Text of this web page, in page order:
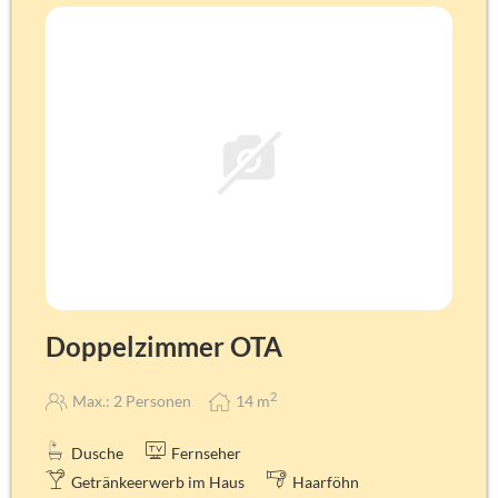
Anfrage)
Doppelzimmer OTA
Max.: 2 Personen 14 m2
Dusche
Fernseher
Getränkeerwerb im Haus
Haarföhn